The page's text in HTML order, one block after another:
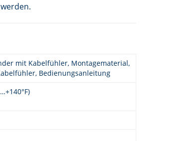
mit Kabelfühler, Montagematerial,
Bedienungsanleitung